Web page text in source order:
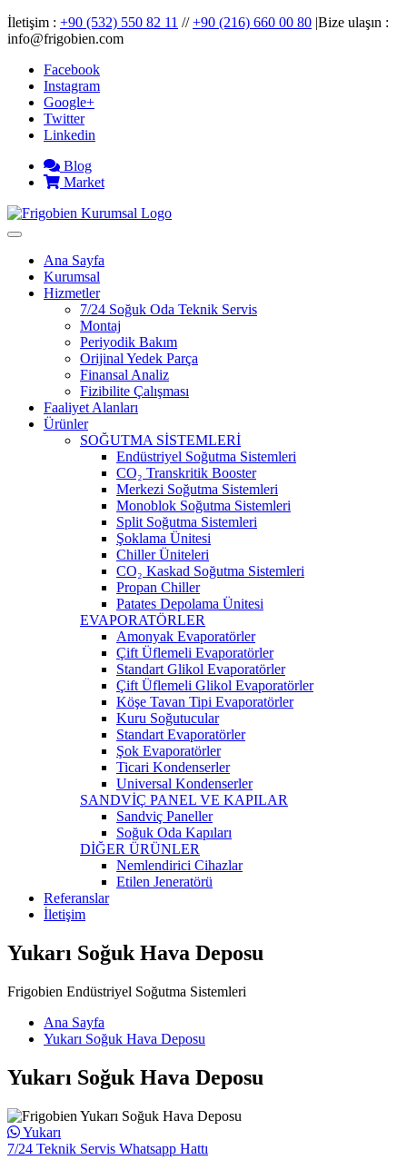
İletişim : +90 (532) 550 82 11 //+90 (216) 660 00 80 |Bize ulaşın :
info@frigobien.com
Facebook
Instagram
Google+
Twitter
Linkedin
Blog
Market
Ana Sayfa
Kurumsal
Hizmetler
7/24 Soğuk Oda Teknik Servis
Montaj
Periyodik Bakım
Orijinal Yedek Parça
Finansal Analiz
Fizibilite Çalışması
Faaliyet Alanları
Ürünler
SOĞUTMA SİSTEMLERİ
Endüstriyel Soğutma Sistemleri
CO₂ Transkritik Booster
Merkezi Soğutma Sistemleri
Monoblok Soğutma Sistemleri
Split Soğutma Sistemleri
Şoklama Ünitesi
Chiller Üniteleri
CO₂ Kaskad Soğutma Sistemleri
Propan Chiller
Patates Depolama Ünitesi
EVAPORATÖRLER
Amonyak Evaporatörler
Çift Üflemeli Evaporatörler
Standart Glikol Evaporatörler
Çift Üflemeli Glikol Evaporatörler
Köşe Tavan Tipi Evaporatörler
Kuru Soğutucular
Standart Evaporatörler
Şok Evaporatörler
Ticari Kondenserler
Universal Kondenserler
SANDVİÇ PANEL VE KAPILAR
Sandviç Paneller
Soğuk Oda Kapıları
DİĞER ÜRÜNLER
Nemlendirici Cihazlar
Etilen Jeneratörü
Referanslar
İletişim
Yukarı Soğuk Hava Deposu
Frigobien Endüstriyel Soğutma Sistemleri
Ana Sayfa
Yukarı Soğuk Hava Deposu
Yukarı Soğuk Hava Deposu
Yukarı
7/24 Teknik Servis Whatsapp Hattı